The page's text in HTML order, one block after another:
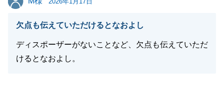
閉じる
欠点も伝えていただけるとなおよし
ディスポーザーがないことなど、欠点も伝えていただ
けるとなおよし。